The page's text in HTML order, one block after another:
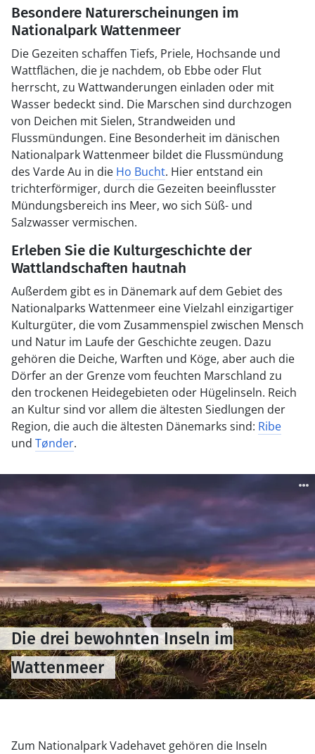
Besondere Naturerscheinungen im
Nationalpark Wattenmeer
Die Gezeiten schaffen Tiefs, Priele, Hochsande und
Wattflächen, die je nachdem, ob Ebbe oder Flut
herrscht, zu Wattwanderungen einladen oder mit
Wasser bedeckt sind. Die Marschen sind durchzogen
von Deichen mit Sielen, Strandweiden und
Flussmündungen. Eine Besonderheit im dänischen
Nationalpark Wattenmeer bildet die Flussmündung
des Varde Au in die Ho Bucht. Hier entstand ein
trichterförmiger, durch die Gezeiten beeinflusster
Mündungsbereich ins Meer, wo sich Süß- und
Salzwasser vermischen.
Erleben Sie die Kulturgeschichte der
Wattlandschaften hautnah
Außerdem gibt es in Dänemark auf dem Gebiet des
Nationalparks Wattenmeer eine Vielzahl einzigartiger
Kulturgüter, die vom Zusammenspiel zwischen Mensch
und Natur im Laufe der Geschichte zeugen. Dazu
gehören die Deiche, Warften und Köge, aber auch die
Dörfer an der Grenze vom feuchten Marschland zu
den trockenen Heidegebieten oder Hügelinseln. Reich
an Kultur sind vor allem die ältesten Siedlungen der
Region, die auch die ältesten Dänemarks sind: Ribe
und Tønder.
Die drei bewohnten Inseln im
Wattenmeer
Zum Nationalpark Vadehavet gehören die Inseln